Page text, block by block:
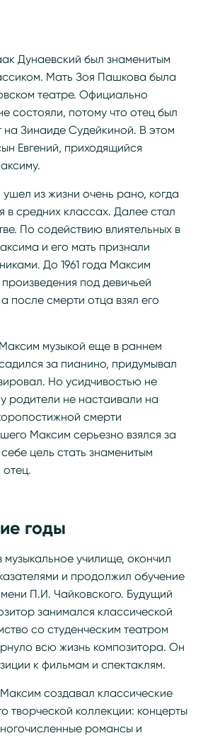
Дунаевский был знаменитым
Мать Зоя Пашкова была
театре. Официально
состояли, потому что отец был
Зинаиде Судейкиной. В этом
Евгений, приходящийся
из жизни очень рано, когда
в средних классах. Далее стал
По содействию влиятельных в
и его мать признали
До 1961 года Максим
под девичьей
после смерти отца взял его
музыкой еще в раннем
за пианино, придумывал
Но усидчивостью не
родители не настаивали на
смерти
Максим серьезно взялся за
цель стать знаменитым
отец.
годы
училище, окончил
и продолжил обучение
П.И. Чайковского. Будущий
занимался классической
со студенческим театром
всю жизнь композитора. Он
к фильмам и спектаклям.
создавал классические
творческой коллекции: концерты
романсы и